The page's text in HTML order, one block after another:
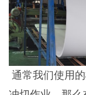
通常我们使用